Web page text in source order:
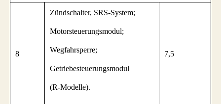
8
Zündschalter, SRS-System;
Motorsteuerungsmodul;
Wegfahrsperre;
Getriebesteuerungsmodul
(R-Modelle).
7,5